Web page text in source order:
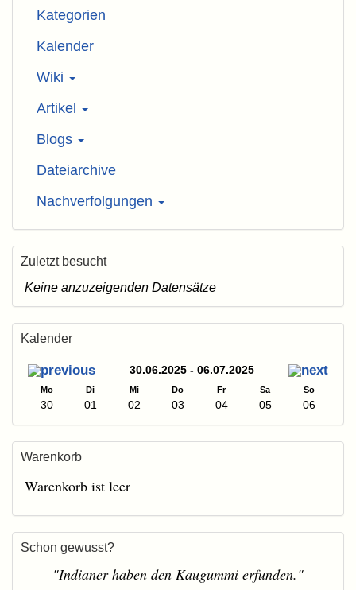
Kategorien
Kalender
Wiki
Artikel
Blogs
Dateiarchive
Nachverfolgungen
Zuletzt besucht
Keine anzuzeigenden Datensätze
Kalender
30.06.2025 - 06.07.2025
Mo Di Mi Do Fr Sa So
30 01 02 03 04 05 06
Warenkorb
Warenkorb ist leer
Schon gewusst?
"Indianer haben den Kaugummi erfunden."